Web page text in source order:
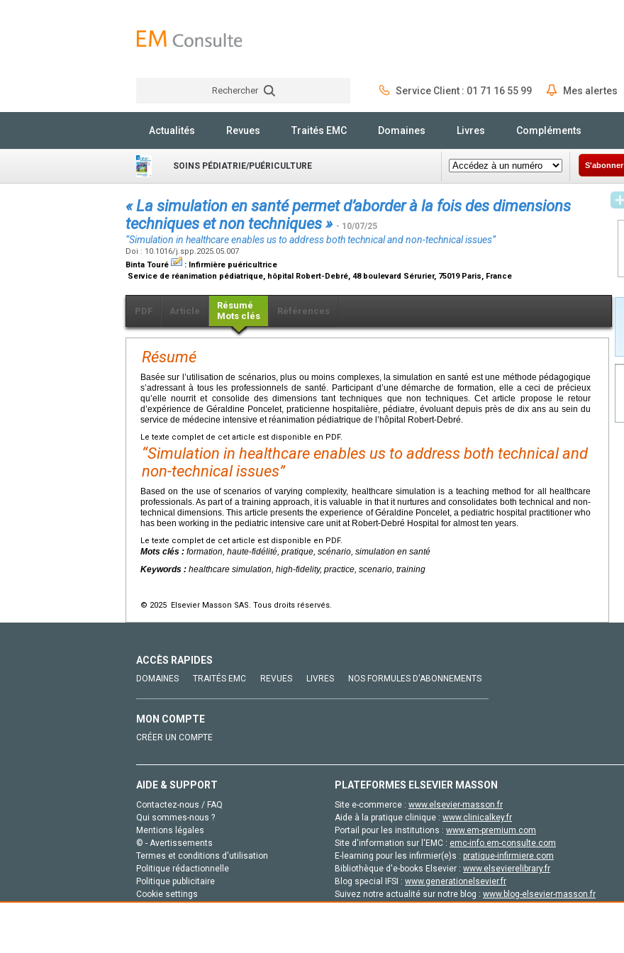
Rechercher Service Client : 01 71 16 55 99 Mes alertes
Actualités Revues Traités EMC Domaines Livres Compléments
SOINS PÉDIATRIE/PUÉRICULTURE S'abonner
« La simulation en santé permet d’aborder à la fois des dimensions
techniques et non techniques » - 10/07/25
“Simulation in healthcare enables us to address both technical and non-technical issues”
Doi : 10.1016/j.spp.2025.05.007
Binta Touré
: Infirmière puéricultrice
Service de réanimation pédiatrique, hôpital Robert-Debré, 48 boulevard Sérurier, 75019 Paris, France
PDF Article
Résumé
Mots clés
Références
Résumé
Basée sur l’utilisation de scénarios, plus ou moins complexes, la simulation en santé est une méthode pédagogique
s’adressant à tous les professionnels de santé. Participant d’une démarche de formation, elle a ceci de précieux
qu’elle nourrit et consolide des dimensions tant techniques que non techniques. Cet article propose le retour
d’expérience de Géraldine Poncelet, praticienne hospitalière, pédiatre, évoluant depuis près de dix ans au sein du
service de médecine intensive et réanimation pédiatrique de l’hôpital Robert-Debré.
Le texte complet de cet article est disponible en PDF.
“Simulation in healthcare enables us to address both technical and
non-technical issues”
Based on the use of scenarios of varying complexity, healthcare simulation is a teaching method for all healthcare
professionals. As part of a training approach, it is valuable in that it nurtures and consolidates both technical and non-
technical dimensions. This article presents the experience of Géraldine Poncelet, a pediatric hospital practitioner who
has been working in the pediatric intensive care unit at Robert-Debré Hospital for almost ten years.
Le texte complet de cet article est disponible en PDF.
Mots clés : formation, haute-fidélité, pratique, scénario, simulation en santé
Keywords : healthcare simulation, high-fidelity, practice, scenario, training
© 2025 Elsevier Masson SAS. Tous droits réservés.
ACCÈS RAPIDES
DOMAINES TRAITÉS EMC REVUES LIVRES NOS FORMULES D'ABONNEMENTS
MON COMPTE
CRÉER UN COMPTE
AIDE & SUPPORT
Contactez-nous / FAQ
Qui sommes-nous ?
Mentions légales
© - Avertissements
Termes et conditions d'utilisation
Politique rédactionnelle
Politique publicitaire
Cookie settings
PLATEFORMES ELSEVIER MASSON
Site e-commerce : www.elsevier-masson.fr
Aide à la pratique clinique : www.clinicalkey.fr
Portail pour les institutions : www.em-premium.com
Site d'information sur l'EMC : emc-info.em-consulte.com
E-learning pour les infirmier(e)s : pratique-infirmiere.com
Bibliothèque d'e-books Elsevier : www.elsevierelibrary.fr
Blog special IFSI : www.generationelsevier.fr
Suivez notre actualité sur notre blog : www.blog-elsevier-masson.fr